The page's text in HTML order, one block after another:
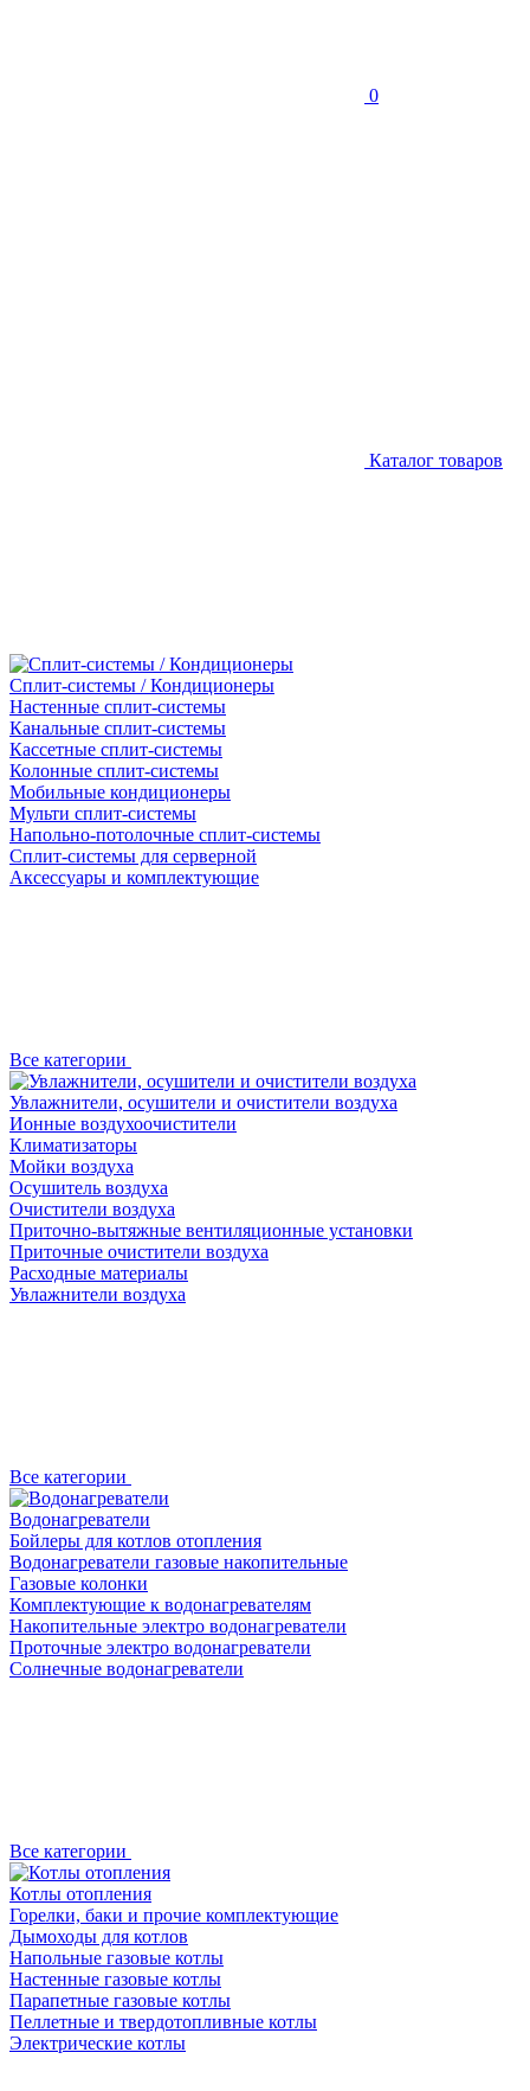
0
Каталог товаров
Сплит-системы / Кондиционеры
Настенные сплит-системы
Канальные сплит-системы
Кассетные сплит-системы
Колонные сплит-системы
Мобильные кондиционеры
Мульти сплит-системы
Напольно-потолочные сплит-системы
Сплит-системы для серверной
Аксессуары и комплектующие
Все категории
Увлажнители, осушители и очистители воздуха
Ионные воздухоочистители
Климатизаторы
Мойки воздуха
Осушитель воздуха
Очистители воздуха
Приточно-вытяжные вентиляционные установки
Приточные очистители воздуха
Расходные материалы
Увлажнители воздуха
Все категории
Водонагреватели
Бойлеры для котлов отопления
Водонагреватели газовые накопительные
Газовые колонки
Комплектующие к водонагревателям
Накопительные электро водонагреватели
Проточные электро водонагреватели
Солнечные водонагреватели
Все категории
Котлы отопления
Горелки, баки и прочие комплектующие
Дымоходы для котлов
Напольные газовые котлы
Настенные газовые котлы
Парапетные газовые котлы
Пеллетные и твердотопливные котлы
Электрические котлы